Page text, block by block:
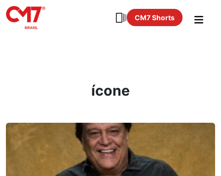
CM7 Shorts
ícone